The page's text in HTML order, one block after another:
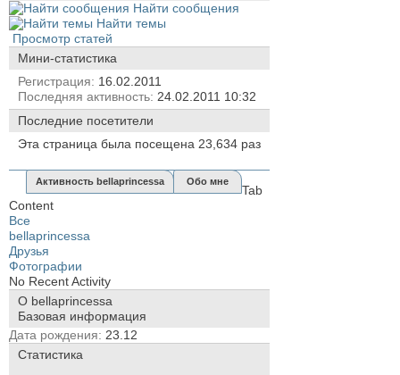
Найти сообщения
Найти темы
Просмотр статей
Мини-статистика
Регистрация
16.02.2011
Последняя активность 24.02.2011 10:32
Последние посетители
Эта страница была посещена 23,634 раз
Активность bellaprincessa Обо мне
Tab
Content
Все
bellaprincessa
Друзья
Фотографии
No Recent Activity
О bellaprincessa
Базовая информация
Дата рождения 23.12
Статистика